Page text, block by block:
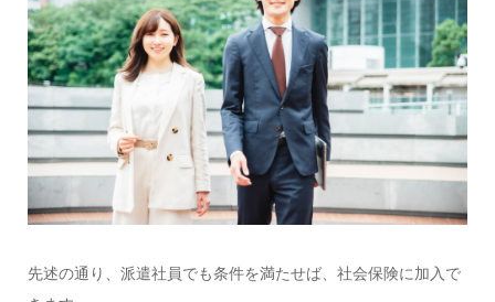
先述の通り、派遣社員でも条件を満たせば、社会保険に加入で